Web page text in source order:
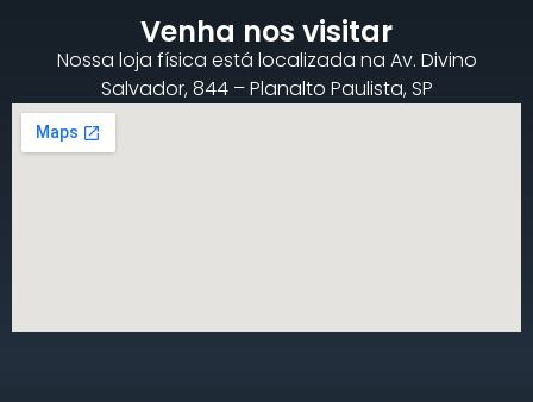
Venha nos visitar
Nossa loja física está localizada na Av. Divino
Salvador, 844 – Planalto Paulista, SP